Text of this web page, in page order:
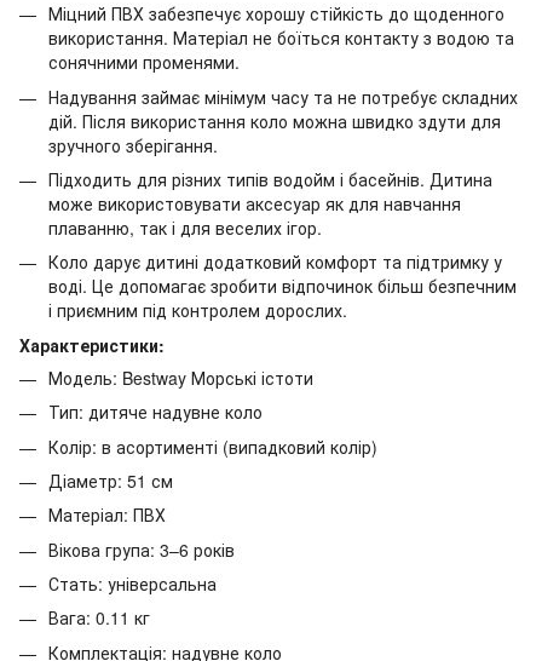
Міцний ПВХ забезпечує хорошу стійкість до щоденного
використання. Матеріал не боїться контакту з водою та
сонячними променями.
Надування займає мінімум часу та не потребує складних
дій. Після використання коло можна швидко здути для
зручного зберігання.
Підходить для різних типів водойм і басейнів. Дитина
може використовувати аксесуар як для навчання
плаванню, так і для веселих ігор.
Коло дарує дитині додатковий комфорт та підтримку у
воді. Це допомагає зробити відпочинок більш безпечним
і приємним під контролем дорослих.
Характеристики:
Модель: Bestway Морські істоти
Тип: дитяче надувне коло
Колір: в асортименті (випадковий колір)
Діаметр: 51 см
Матеріал: ПВХ
Вікова група: 3–6 років
Стать: універсальна
Вага: 0.11 кг
Комплектація: надувне коло